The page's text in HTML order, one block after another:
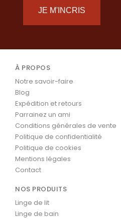
JE M'INCRIS
À PROPOS
Notre savoir-faire
Blog
Expédition et retours
Parrainez un ami
Conditions générales de vente
Politique de confidentialité
Politique de cookies
Mentions légales
Contact
NOS PRODUITS
Linge de lit
Linge de bain